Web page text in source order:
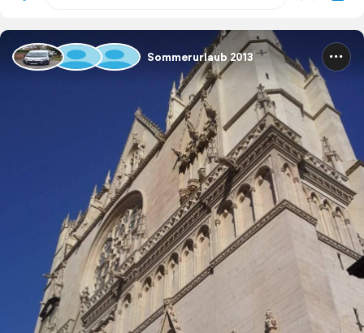
Sommerurlaub 2013